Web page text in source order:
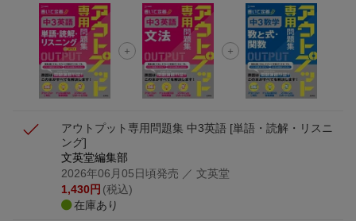
エントリー＆3,000円以上購入で無料データSIM（3GB/月プ
ラン）が当たる！
楽天モバイル紹介キャンペーンの拡散で300円OFFクーポン
進呈
アウトプット専用問題集 中3英語 [単語・読解・リスニ
ング]
文英堂編集部
2026年06月05日頃発売 ／ 文英堂
1,430円 (税込)
在庫あり